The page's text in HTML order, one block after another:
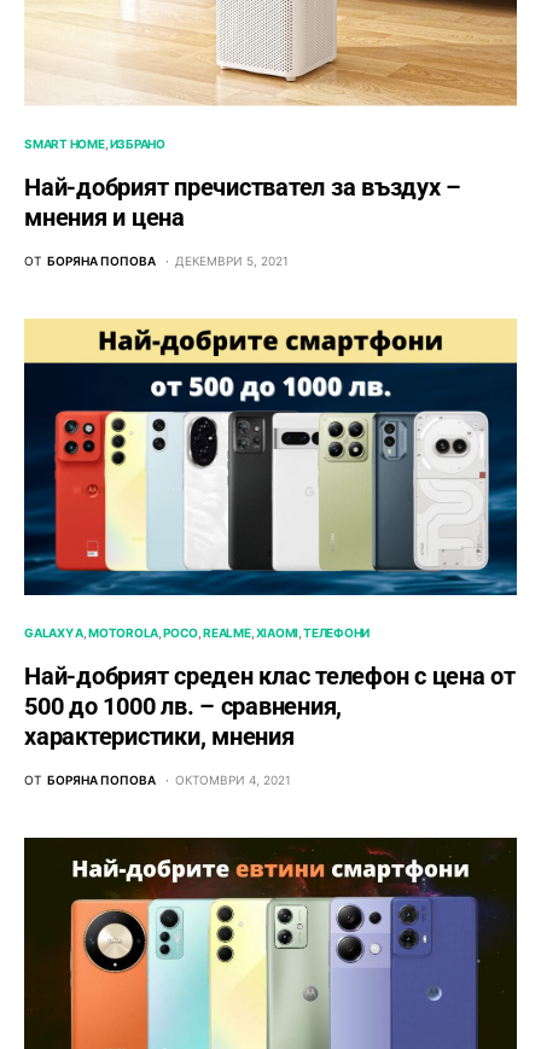
SMART HOME ИЗБРАНО
Най-добрият пречиствател за въздух –
мнения и цена
ОТ БОРЯНА ПОПОВА ДЕКЕМВРИ 5, 2021
GALAXY A MOTOROLA POCO REALME XIAOMI ТЕЛЕФОНИ
Най-добрият среден клас телефон с цена от
500 до 1000 лв. – сравнения,
характеристики, мнения
ОТ БОРЯНА ПОПОВА ОКТОМВРИ 4, 2021